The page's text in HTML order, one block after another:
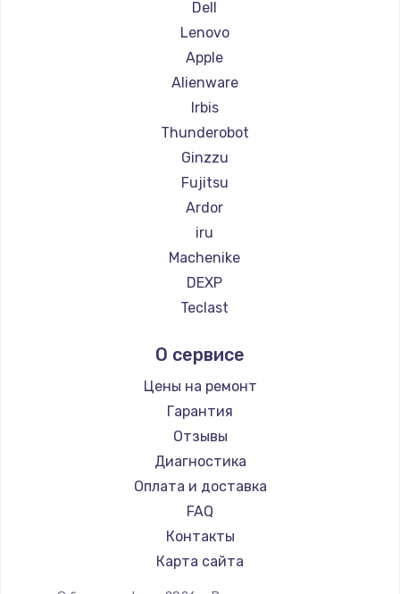
Dell
Lenovo
Apple
Alienware
Irbis
Thunderobot
Ginzzu
Fujitsu
Ardor
iru
Machenike
DEXP
Teclast
Beelink
CHUWI
О сервисе
Цены на ремонт
Гарантия
Отзывы
Диагностика
Оплата и доставка
FAQ
Контакты
Карта сайта